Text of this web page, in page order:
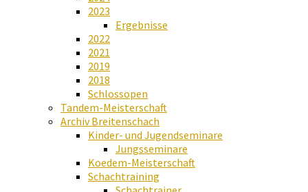
2023
Ergebnisse
2022
2021
2019
2018
Schlossopen
Tandem-Meisterschaft
Archiv Breitenschach
Kinder- und Jugendseminare
Jungsseminare
Koedem-Meisterschaft
Schachtraining